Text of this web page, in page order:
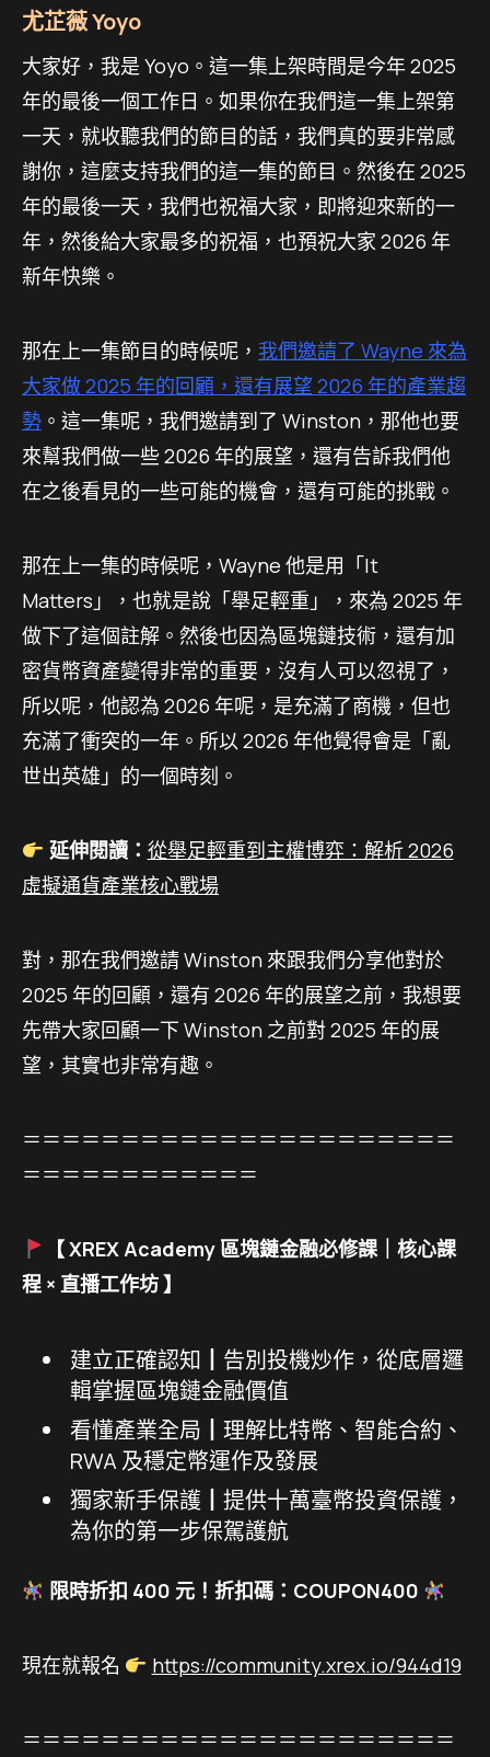
尤芷薇 Yoyo
大家好，我是 Yoyo。這一集上架時間是今年 2025
年的最後一個工作日。如果你在我們這一集上架第
一天，就收聽我們的節目的話，我們真的要非常感
謝你，這麼支持我們的這一集的節目。然後在 2025
年的最後一天，我們也祝福大家，即將迎來新的一
年，然後給大家最多的祝福，也預祝大家 2026 年
新年快樂。
那在上一集節目的時候呢， 我們邀請了 Wayne 來為
大家做 2025 年的回顧，還有展望 2026 年的產業趨
勢 。這一集呢，我們邀請到了 Winston，那他也要
來幫我們做一些 2026 年的展望，還有告訴我們他
在之後看見的一些可能的機會，還有可能的挑戰。
那在上一集的時候呢，Wayne 他是用「It
Matters」，也就是說「舉足輕重」，來為 2025 年
做下了這個註解。然後也因為區塊鏈技術，還有加
密貨幣資產變得非常的重要，沒有人可以忽視了，
所以呢，他認為 2026 年呢，是充滿了商機，但也
充滿了衝突的一年。所以 2026 年他覺得會是「亂
世出英雄」的一個時刻。
延伸閱讀： 從舉足輕重到主權博弈：解析 2026
虛擬通貨產業核心戰場
對，那在我們邀請 Winston 來跟我們分享他對於
2025 年的回顧，還有 2026 年的展望之前，我想要
先帶大家回顧一下 Winston 之前對 2025 年的展
望，其實也非常有趣。
＝＝＝＝＝＝＝＝＝＝＝＝＝＝＝＝＝＝＝＝＝＝
＝＝＝＝＝＝＝＝＝＝＝＝
【 XREX Academy 區塊鏈金融必修課｜核心課
程 × 直播工作坊 】
建立正確認知┃告別投機炒作，從底層邏
輯掌握區塊鏈金融價值
看懂產業全局┃理解比特幣、智能合約、
RWA 及穩定幣運作及發展
獨家新手保護┃提供十萬臺幣投資保護，
為你的第一步保駕護航
限時折扣 400 元！折扣碼：COUPON400
現在就報名 https://community.xrex.io/944d19
＝＝＝＝＝＝＝＝＝＝＝＝＝＝＝＝＝＝＝＝＝＝